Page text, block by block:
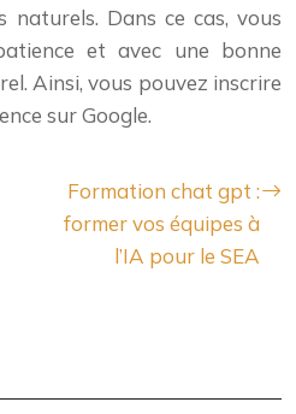
naturels. Dans ce cas, vous
et avec une bonne
Ainsi, vous pouvez inscrire
sur Google.
Formation chat gpt :
former vos équipes à
l’IA pour le SEA